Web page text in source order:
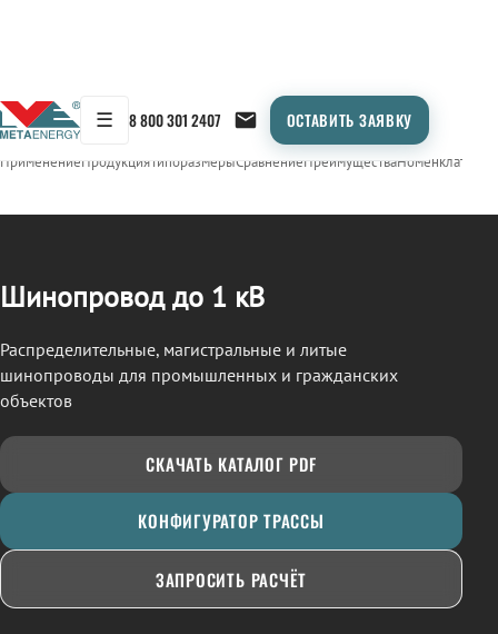
☰ 8 800 301 2407 ОСТАВИТЬ ЗАЯВКУ
← Продукция/ШИНОПРОВОД
ПрименениеПродукцияТипоразмерыСравнениеПреимуществаНоменклатура
Шинопровод до 1 кВ
Распределительные, магистральные и литые
шинопроводы для промышленных и гражданских
объектов
СКАЧАТЬ КАТАЛОГ PDF
КОНФИГУРАТОР ТРАССЫ
ЗАПРОСИТЬ РАСЧЁТ